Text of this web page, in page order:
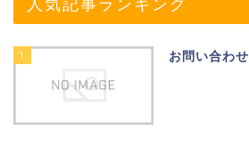
1 お問い合わせ